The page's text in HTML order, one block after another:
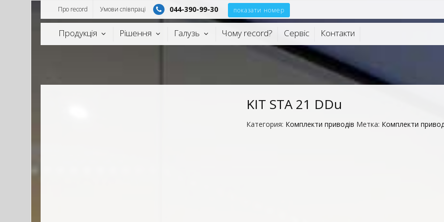
Про record Умови спiвпрацi 044-390-99-30 показати номер
Продукцiя Рішення Галузь Чому record? Сервiс Контакти
KIT STA 21 DDu
Категория: Комплекти приводів Метка: Комплекти